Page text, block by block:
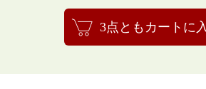
3点ともカートに